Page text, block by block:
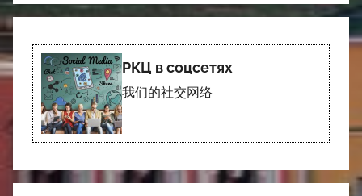
РКЦ в соцсетях
我们的社交网络